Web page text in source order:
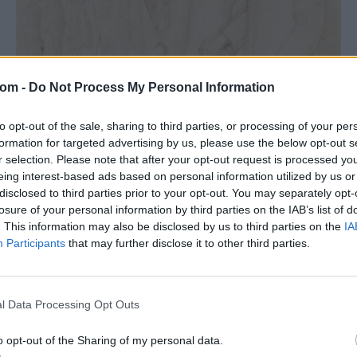
- Do Not Process My Personal Information
opt-out of the sale, sharing to third parties, or processing of your
for targeted advertising by us, please use the below opt-out
selection. Please note that after your opt-out request is processed
interest-based ads based on personal information utilized by us
to third parties prior to your opt-out. You may separately
of your personal information by third parties on the IAB’s list of
This information may also be disclosed by us to third parties on the
Participants that may further disclose it to other third parties.
Data Processing Opt Outs
opt-out of the Sharing of my personal data.
Szabó Vladimir: Ifjú pár séta közben
Szabó Vladimir_x000D_ Balassagyarmat, 1905 - Budapest
1991_x000D_ _x000D_ IFJÚ PÁR SÉTA KÖZBEN_x000D_
Ceruza, papír_x000D_ 145 × 140 mm_x000D_ Jelezve
középen lent:_x000D_ SzV_x000D_
Kikiáltási ár:48 000Ft